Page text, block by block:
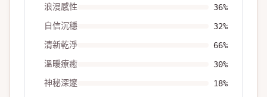
浪漫感性 36%
自信沉穩 32%
清新乾淨 66%
溫暖療癒 30%
神秘深邃 18%